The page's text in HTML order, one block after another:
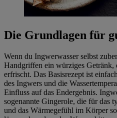
Die Grundlagen für
Wenn du Ingwerwasser selbst
Handgriffen ein würziges Getränk,
erfrischt. Das Basisrezept ist
des Ingwers und die
Einfluss auf das Endergebnis.
sogenannte Gingerole, die für das
und das Wärmegefühl im Körper